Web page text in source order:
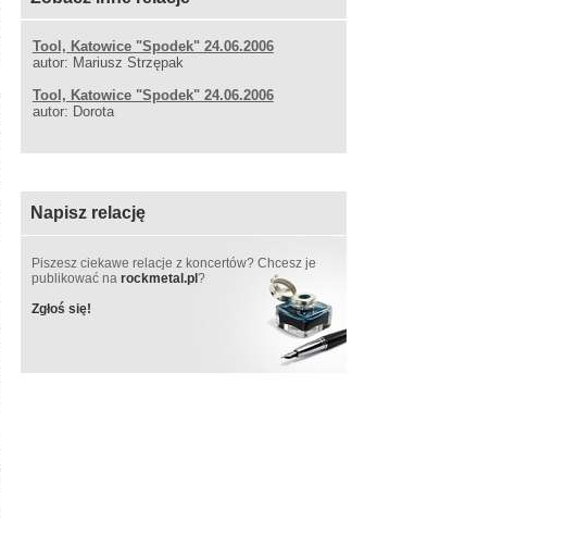
Tool, Katowice "Spodek" 24.06.2006
autor: Mariusz Strzępak
Tool, Katowice "Spodek" 24.06.2006
autor: Dorota
Napisz relację
Piszesz ciekawe relacje z koncertów? Chcesz je
publikować na rockmetal.pl ?
Zgłoś się!